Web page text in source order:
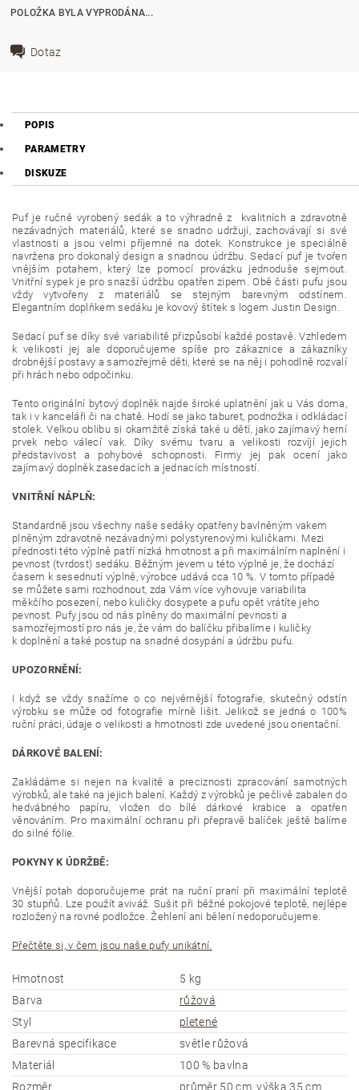
POLOŽKA BYLA VYPRODÁNA...
Dotaz
POPIS
PARAMETRY
DISKUZE
Puf je ručně vyrobený sedák a to výhradně z kvalitních a zdravotně
nezávadných materiálů, které se snadno udržují, zachovávají si své
vlastnosti a jsou velmi příjemné na dotek. Konstrukce je speciálně
navržena pro dokonalý design a snadnou údržbu. Sedací puf je tvořen
vnějším potahem, který lze pomocí provázku jednoduše sejmout.
Vnitřní sypek je pro snazší údržbu opatřen zipem. Obě části pufu jsou
vždy vytvořeny z materiálů se stejným barevným odstínem.
Elegantním doplňkem sedáku je kovový štítek s logem Justin Design.
Sedací puf se díky své variabilitě přizpůsobí každé postavě. Vzhledem
k velikosti jej ale doporučujeme spíše pro zákaznice a zákazníky
drobnější postavy a samozřejmě děti, které se na něj i pohodlně rozvalí
při hrách nebo odpočinku.
Tento originální bytový doplněk najde široké uplatnění jak u Vás doma,
tak i v kanceláři či na chatě. Hodí se jako taburet, podnožka i odkládací
stolek. Velkou oblibu si okamžitě získá také u dětí, jako zajímavý herní
prvek nebo válecí vak. Díky svému tvaru a velikosti rozvíjí jejich
představivost a pohybové schopnosti. Firmy jej pak ocení jako
zajímavý doplněk zasedacích a jednacích místností.
VNITŘNÍ NÁPLŇ:
Standardně jsou všechny naše sedáky opatřeny bavlněným vakem
plněným zdravotně nezávadnými polystyrenovými kuličkami. Mezi
přednosti této výplně patří nízká hmotnost a při maximálním naplnění i
pevnost (tvrdost) sedáku. Běžným jevem u této výplně je, že dochází
časem k sesednutí výplně, výrobce udává cca 10 %. V tomto případě
se můžete sami rozhodnout, zda Vám více vyhovuje variabilita
měkčího posezení, nebo kuličky dosypete a pufu opět vrátíte jeho
pevnost. Pufy jsou od nás plněny do maximální pevnosti a
samozřejmostí pro nás je, že vám do balíčku přibalíme i kuličky
k doplnění a také postup na snadné dosypání a údržbu pufu.
UPOZORNĚNÍ:
I když se vždy snažíme o co nejvěrnější fotografie, skutečný odstín
výrobku se může od fotografie mírně lišit. Jelikož se jedná o 100%
ruční práci, údaje o velikosti a hmotnosti zde uvedené jsou orientační.
DÁRKOVÉ BALENÍ:
Zakládáme si nejen na kvalitě a preciznosti zpracování samotných
výrobků, ale také na jejich balení. Každý z výrobků je pečlivě zabalen do
hedvábného papíru, vložen do bílé dárkové krabice a opatřen
věnováním. Pro maximální ochranu při přepravě balíček ještě balíme
do silné fólie.
POKYNY K ÚDRŽBĚ:
Vnější potah doporučujeme prát na ruční praní při maximální teplotě
30 stupňů. Lze použít aviváž. Sušit při běžné pokojové teplotě, nejlépe
rozložený na rovné podložce. Žehlení ani bělení nedoporučujeme.
Přečtěte si, v čem jsou naše pufy unikátní.
Hmotnost
5 kg
Barva
růžová
Styl
pletené
Barevná specifikace
světle růžová
Materiál
100 % bavlna
Rozměr
průměr 50 cm, výška 35 cm